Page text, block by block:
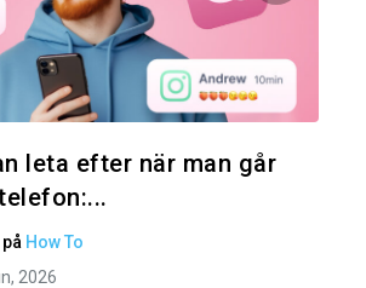
leta efter när man går
på How To
2026